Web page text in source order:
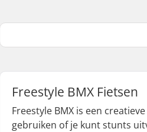
Freestyle BMX Fietsen
Freestyle BMX is een
gebruiken of je kunt stunts